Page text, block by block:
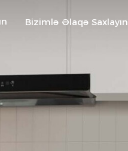
Bizimlə Əlaqə Saxlayın